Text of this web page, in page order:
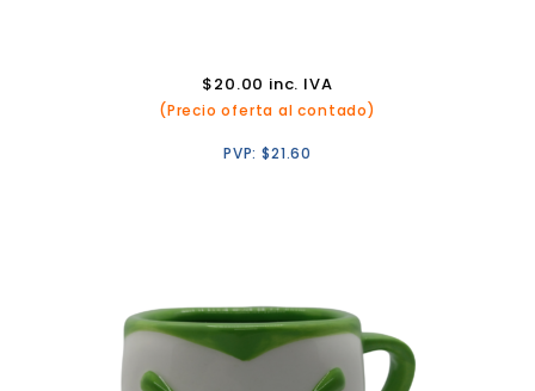
$20.00 inc. IVA
(Precio oferta al contado)
PVP:$21.60